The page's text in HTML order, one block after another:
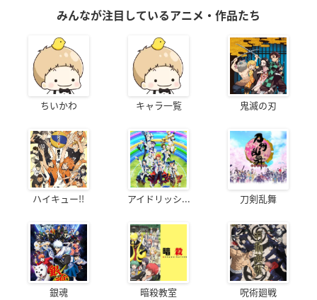
みんなが注目しているアニメ・作品たち
ちいかわ キャラ一覧 鬼滅の刃
ハイキュー!! アイドリッシ... 刀剣乱舞
銀魂 暗殺教室 呪術廻戦